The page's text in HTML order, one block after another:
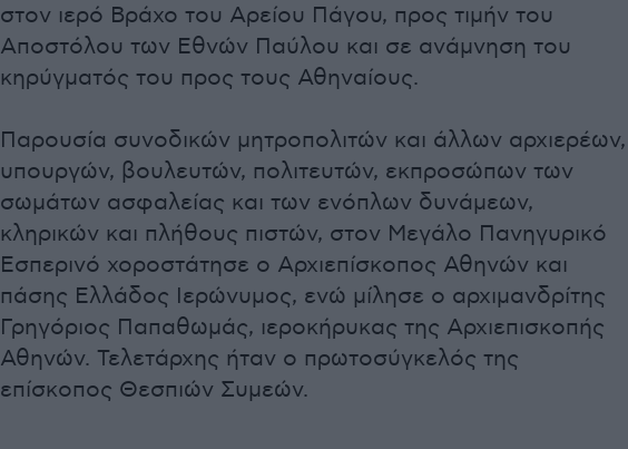
στον ιερό Βράχο του Αρείου Πάγου, προς τιμήν του
Αποστόλου των Εθνών Παύλου και σε ανάμνηση του
κηρύγματός του προς τους Αθηναίους.
Παρουσία συνοδικών μητροπολιτών και άλλων αρχιερέων,
υπουργών, βουλευτών, πολιτευτών, εκπροσώπων των
σωμάτων ασφαλείας και των ενόπλων δυνάμεων,
κληρικών και πλήθους πιστών, στον Μεγάλο Πανηγυρικό
Εσπερινό χοροστάτησε ο Αρχιεπίσκοπος Αθηνών και
πάσης Ελλάδος Ιερώνυμος, ενώ μίλησε ο αρχιμανδρίτης
Γρηγόριος Παπαθωμάς, ιεροκήρυκας της Αρχιεπισκοπής
Αθηνών. Τελετάρχης ήταν ο πρωτοσύγκελός της
επίσκοπος Θεσπιών Συμεών.